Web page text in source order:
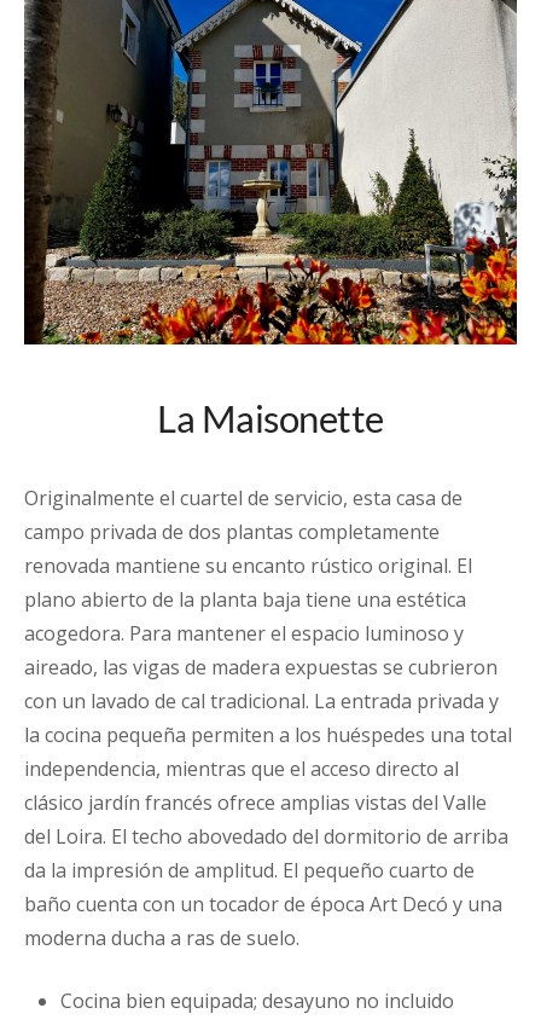
La Maisonette
Originalmente el cuartel de servicio, esta casa de
campo privada de dos plantas completamente
renovada mantiene su encanto rústico original. El
plano abierto de la planta baja tiene una estética
acogedora. Para mantener el espacio luminoso y
aireado, las vigas de madera expuestas se cubrieron
con un lavado de cal tradicional. La entrada privada y
la cocina pequeña permiten a los huéspedes una total
independencia, mientras que el acceso directo al
clásico jardín francés ofrece amplias vistas del Valle
del Loira. El techo abovedado del dormitorio de arriba
da la impresión de amplitud. El pequeño cuarto de
baño cuenta con un tocador de época Art Decó y una
moderna ducha a ras de suelo.
Cocina bien equipada; desayuno no incluido